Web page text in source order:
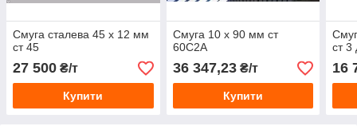
Смуга сталева 45 х 12 мм
ст 45
27 500 ₴/т
Купити
Смуга 10 х 90 мм ст
60С2А
36 347,23₴/т
Купити
ст 3
16